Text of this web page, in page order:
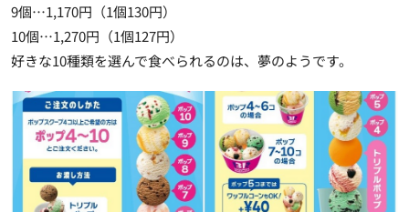
9個…1,170円（1個130円）
10個…1,270円（1個127円）
好きな10種類を選んで食べられるのは、夢のようです。